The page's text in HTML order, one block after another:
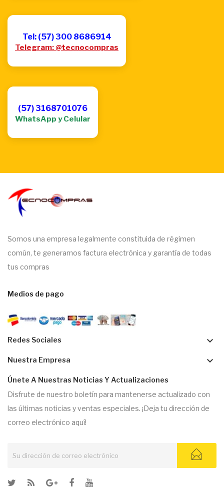
Tel: (57) 300 8686914
Telegram: @tecnocompras
(57) 3168701076
WhatsApp y Celular
Somos una empresa legalmente constituida de régimen
común, te generamos factura electrónica y garantía de todas
tus compras
Medios de pago
Redes Sociales keyboard_arrow_down
Nuestra Empresa keyboard_arrow_down
Únete A Nuestras Noticias Y Actualizaciones
Disfrute de nuestro boletín para mantenerse actualizado con
las últimas noticias y ventas especiales. ¡Deja tu dirección de
correo electrónico aquí!